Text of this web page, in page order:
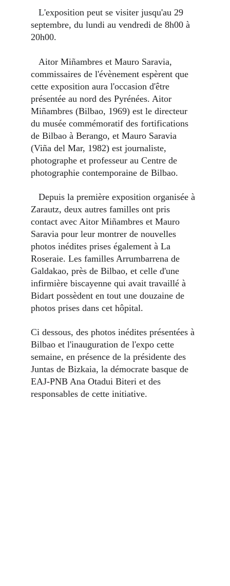
septembre, du lundi au vendredi de 8h00 à
20h00.
commissaires de l'évènement espèrent que
cette exposition aura l'occasion d'être
présentée au nord des Pyrénées. Aitor
Miñambres (Bilbao, 1969) est le directeur
du musée commémoratif des fortifications
de Bilbao à Berango, et Mauro Saravia
(Viña del Mar, 1982) est journaliste,
photographe et professeur au Centre de
photographie contemporaine de Bilbao.
Zarautz, deux autres familles ont pris
contact avec Aitor Miñambres et Mauro
Saravia pour leur montrer de nouvelles
photos inédites prises également à La
Roseraie. Les familles Arrumbarrena de
Galdakao, près de Bilbao, et celle d'une
infirmière biscayenne qui avait travaillé à
Bidart possèdent en tout une douzaine de
photos prises dans cet hôpital.
Ci dessous, des photos inédites présentées à
Bilbao et l'inauguration de l'expo cette
semaine, en présence de la présidente des
Juntas de Bizkaia, la démocrate basque de
EAJ-PNB Ana Otadui Biteri et des
responsables de cette initiative.